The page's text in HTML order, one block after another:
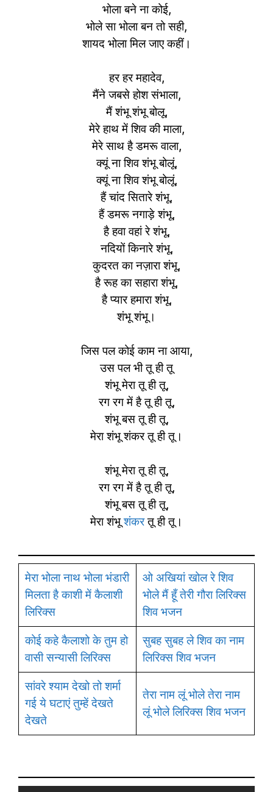
भोला बने ना कोई,
भोले सा भोला बन तो सही,
शायद भोला मिल जाए कहीं।
हर हर महादेव,
मैंने जबसे होश संभाला,
मैं शंभू शंभू बोलू,
मेरे हाथ में शिव की माला,
मेरे साथ है डमरू वाला,
क्यूं ना शिव शंभू बोलूं,
क्यूं ना शिव शंभू बोलूं,
हैं चांद सितारे शंभू,
हैं डमरू नगाड़े शंभू,
है हवा वहां रे शंभू,
नदियों किनारे शंभू,
कुदरत का नज़ारा शंभू,
है रूह का सहारा शंभू,
है प्यार हमारा शंभू,
शंभू शंभू।
जिस पल कोई काम ना आया,
उस पल भी तू ही तू
शंभू मेरा तू ही तू,
रग रग में है तू ही तू,
शंभू बस तू ही तू,
मेरा शंभू शंकर तू ही तू।
शंभू मेरा तू ही तू,
रग रग में है तू ही तू,
शंभू बस तू ही तू,
मेरा शंभूशंकरतू ही तू।
मेरा भोला नाथ भोला भंडारी
मिलता है काशी में कैलाशी
लिरिक्स
ओ अखियां खोल रे शिव
भोले मैं हूँ तेरी गौरा लिरिक्स
शिव भजन
कोई कहे कैलाशो के तुम हो
वासी सन्यासी लिरिक्स
सुबह सुबह ले शिव का नाम
लिरिक्स शिव भजन
सांवरे श्याम देखो तो शर्मा
गई ये घटाएं तुम्हें देखते
देखते
तेरा नाम लूं भोले तेरा नाम
लूं भोले लिरिक्स शिव भजन